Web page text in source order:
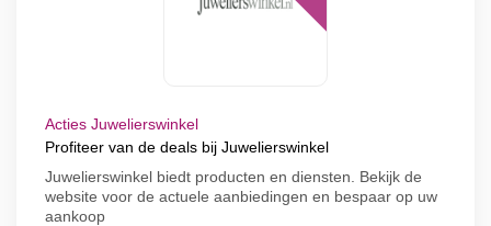
Acties Juwelierswinkel
Profiteer van de deals bij Juwelierswinkel
Juwelierswinkel biedt producten en diensten. Bekijk de
website voor de actuele aanbiedingen en bespaar op uw
aankoop